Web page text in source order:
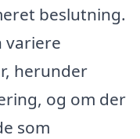
beslutning.
variere
herunder
og om der
som